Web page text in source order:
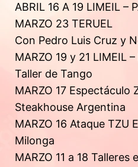
ABRIL 16 A 19 LIMEIL –
MARZO 23 TERUEL
Con Pedro Luis Cruz y
MARZO 19 y 21 LIMEIL –
Taller de Tango
MARZO 17 Espectáculo
Steakhouse Argentina
MARZO 16 Ataque TZU
Milonga
MARZO 11 a 18 Talleres